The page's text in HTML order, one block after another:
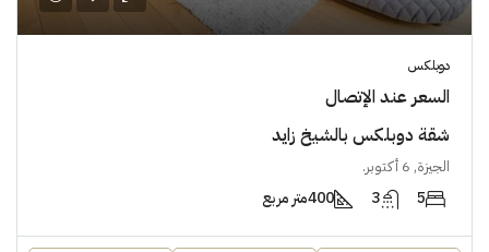
دوبلكس
السعر عند الإتصال
شقة دوبلكس بالشيخ زايد
الجيزة, 6 أكتوبر.
5
3
400متر مربع